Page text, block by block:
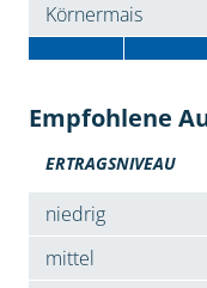
Körnermais
Empfohlene
ERTRAGSNIVEAU
niedrig
mittel